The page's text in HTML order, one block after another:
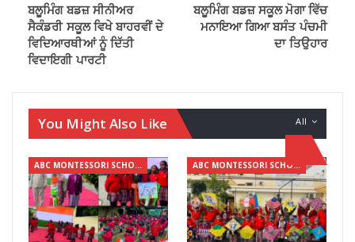
ਬਲੂਮਿੰਗ ਬਡਜ਼ ਸੀਨੀਅਰ
ਸੈਕੰਡਰੀ ਸਕੂਲ ਵਿਖੇ ਬਾਹਰਵੀਂ ਦੇ
ਵਿਦਿਆਰਥੀਆਂ ਨੂੰ ਦਿੱਤੀ
ਵਿਦਾਇਗੀ ਪਾਰਟੀ
ਬਲੂਮਿੰਗ ਬਡਜ਼ ਸਕੂਲ ਮੋਗਾ ਵਿੱਚ
ਮਨਾਇਆ ਗਿਆ ਬਸੰਤ ਪੰਚਮੀ
ਦਾ ਤਿਉਹਾਰ
All
You Might Also Like
ABC MONTESSORI SCHOOL ABC MONTESSORI SCHOOL